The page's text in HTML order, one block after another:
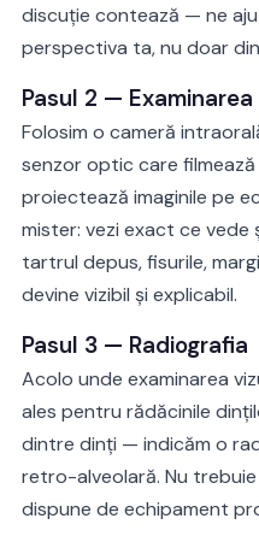
discuție contează — ne
perspectiva ta, nu doar
Pasul 2 —
Folosim o cameră
senzor optic care
proiectează imaginile pe
mister: vezi exact ce vede
tartrul depus, fisurile,
devine vizibil și explicabil.
Pasul 3 — Radiografia
Acolo unde examinarea
ales pentru rădăcinile
dintre dinți — indicăm o
retro-alveolară. Nu
dispune de echipament